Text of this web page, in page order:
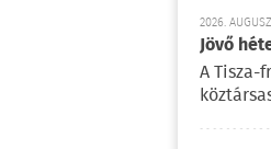
2026.
Jövő
A Tisza-